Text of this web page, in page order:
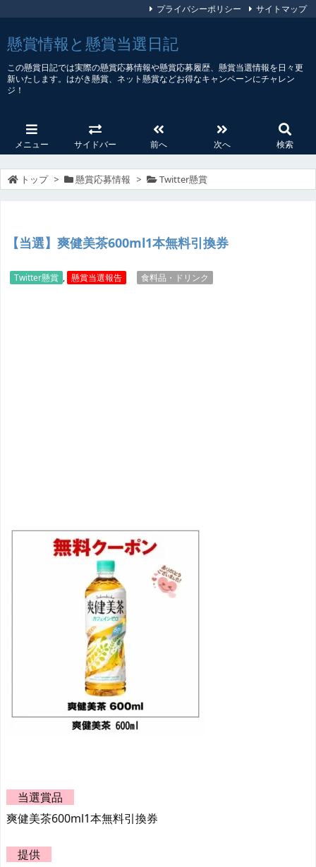
懸賞情報と懸賞当選日記
この懸賞日記では実際の懸賞応募情報や懸賞応募履歴、懸賞当選情報を日々更
新いたします。はがき懸賞、ネット懸賞などお得なキャンペーンにチャレン
ジ！
メニュー サイドバー 前へ 次へ 検索
プライバシーポリシー サイトマップ
トップ > 懸賞応募情報 > Twitter懸賞
【当選】爽健美茶600ml1本無料引換券
Twitter懸賞 , 懸賞当選報告 食料品・ドリンク
当選賞品
爽健美茶600ml1本無料引換券
提供